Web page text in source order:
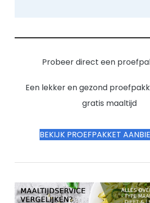
Probeer direct een
Een lekker en gezond
gratis maaltijd
BEKIJK PROEFPAKKET